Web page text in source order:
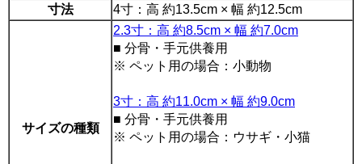
寸法
4寸：高 約13.5cm × 幅 約12.5cm
サイズの種類
2.3寸：高 約8.5cm × 幅 約7.0cm
■ 分骨・手元供養用
※ ペット用の場合：小動物
3寸：高 約11.0cm × 幅 約9.0cm
■ 分骨・手元供養用
※ ペット用の場合：ウサギ・小猫